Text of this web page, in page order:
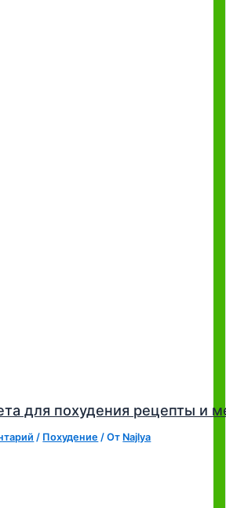
для похудения рецепты и
/ Похудение / От Najlya